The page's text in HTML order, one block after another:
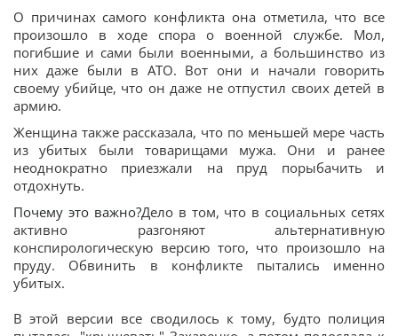
О причинах самого конфликта она отметила, что все
произошло в ходе спора о военной службе. Мол,
погибшие и сами были военными, а большинство из
них даже были в АТО. Вот они и начали говорить
своему убийце, что он даже не отпустил своих детей в
армию.
Женщина также рассказала, что по меньшей мере часть
из убитых были товарищами мужа. Они и ранее
неоднократно приезжали на пруд порыбачить и
отдохнуть.
Почему это важно?Дело в том, что в социальных сетях
активно разгоняют альтернативную
конспирологическую версию того, что произошло на
пруду. Обвинить в конфликте пытались именно
убитых.
В этой версии все сводилось к тому, будто полиция